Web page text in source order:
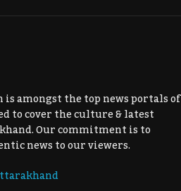
amongst the top news portals of
to cover the culture & latest
Our commitment is to
news to our viewers.